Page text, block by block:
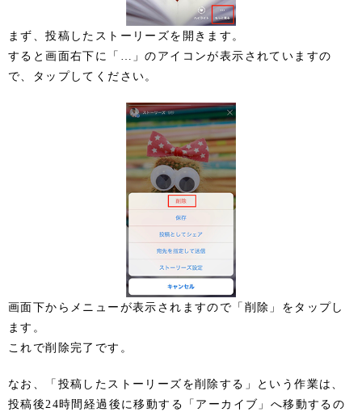
まず、投稿したストーリーズを開きます。
すると画面右下に「…」のアイコンが表示されていますの
で、タップしてください。
画面下からメニューが表示されますので「削除」をタップし
ます。
これで削除完了です。
なお、「投稿したストーリーズを削除する」という作業は、
投稿後24時間経過後に移動する「アーカイブ」へ移動するの